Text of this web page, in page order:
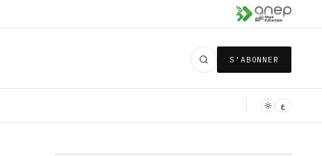
S'ABONNER
ع